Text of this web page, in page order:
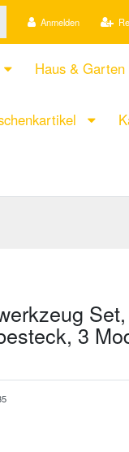
Anmelden
Haus & Garten
3